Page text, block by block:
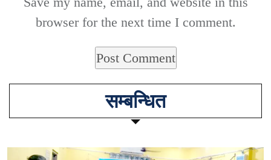
browser for the next time I comment.
सम्बन्धित